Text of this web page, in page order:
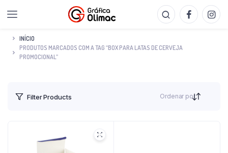
INÍCIO
PRODUTOS MARCADOS COM A TAG “BOX PARA LATAS DE CERVEJA
PROMOCIONAL”
Filter Products Ordenar por